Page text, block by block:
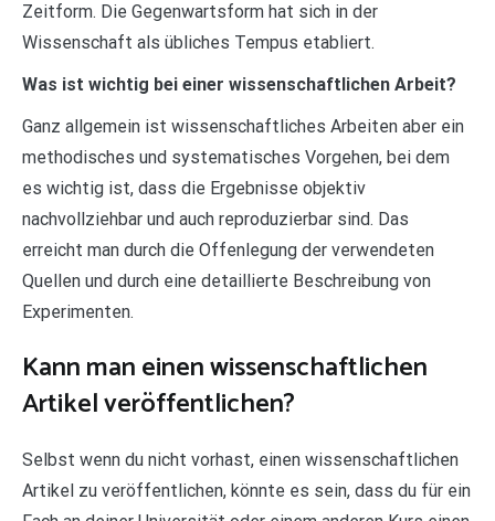
Zeitform. Die Gegenwartsform hat sich in der
Wissenschaft als übliches Tempus etabliert.
Was ist wichtig bei einer wissenschaftlichen Arbeit?
Ganz allgemein ist wissenschaftliches Arbeiten aber ein
methodisches und systematisches Vorgehen, bei dem
es wichtig ist, dass die Ergebnisse objektiv
nachvollziehbar und auch reproduzierbar sind. Das
erreicht man durch die Offenlegung der verwendeten
Quellen und durch eine detaillierte Beschreibung von
Experimenten.
Kann man einen wissenschaftlichen
Artikel veröffentlichen?
Selbst wenn du nicht vorhast, einen wissenschaftlichen
Artikel zu veröffentlichen, könnte es sein, dass du für ein